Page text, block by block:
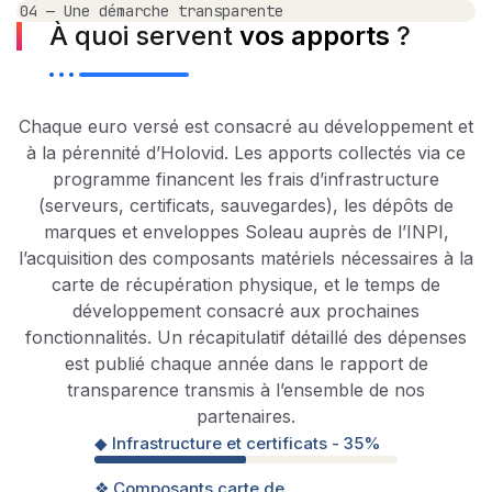
04 — Une démarche transparente
À quoi servent vos apports ?
Chaque euro versé est consacré au développement et
à la pérennité d’Holovid. Les apports collectés via ce
programme financent les frais d’infrastructure
(serveurs, certificats, sauvegardes), les dépôts de
marques et enveloppes Soleau auprès de l’INPI,
l’acquisition des composants matériels nécessaires à la
carte de récupération physique, et le temps de
développement consacré aux prochaines
fonctionnalités. Un récapitulatif détaillé des dépenses
est publié chaque année dans le rapport de
transparence transmis à l’ensemble de nos
partenaires.
◆ Infrastructure et certificats - 35%